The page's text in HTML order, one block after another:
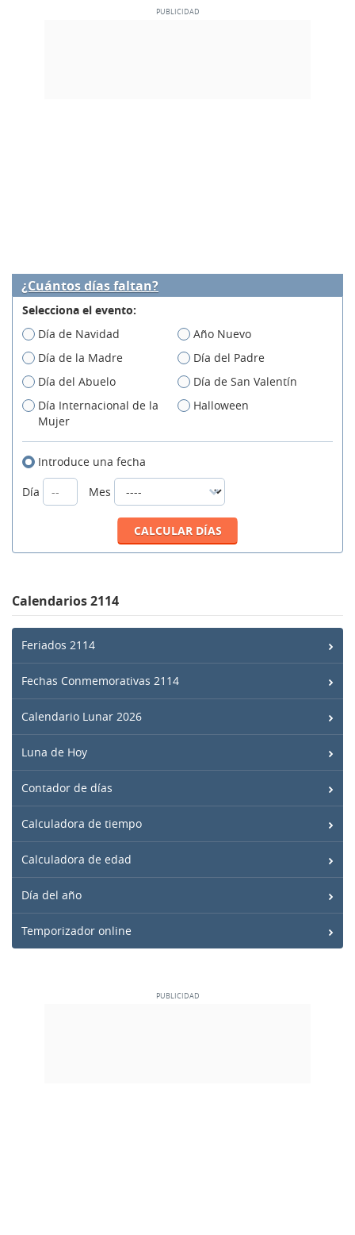
¿Cuántos días faltan?
Selecciona el evento:
Día de Navidad
Año Nuevo
Día de la Madre
Día del Padre
Día del Abuelo
Día de San Valentín
Día Internacional de la
Mujer
Halloween
Introduce una fecha
Día
Mes
Calendarios 2114
Feriados 2114
Fechas Conmemorativas 2114
Calendario Lunar 2026
Luna de Hoy
Contador de días
Calculadora de tiempo
Calculadora de edad
Día del año
Temporizador online